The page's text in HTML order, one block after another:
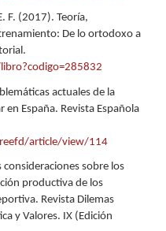
F. (2017). Teoría,
De lo ortodoxo a
actuales de la
en España. Revista Española
article/view/114
consideraciones sobre los
productiva de los
Revista Dilemas
y Valores. IX (Edición